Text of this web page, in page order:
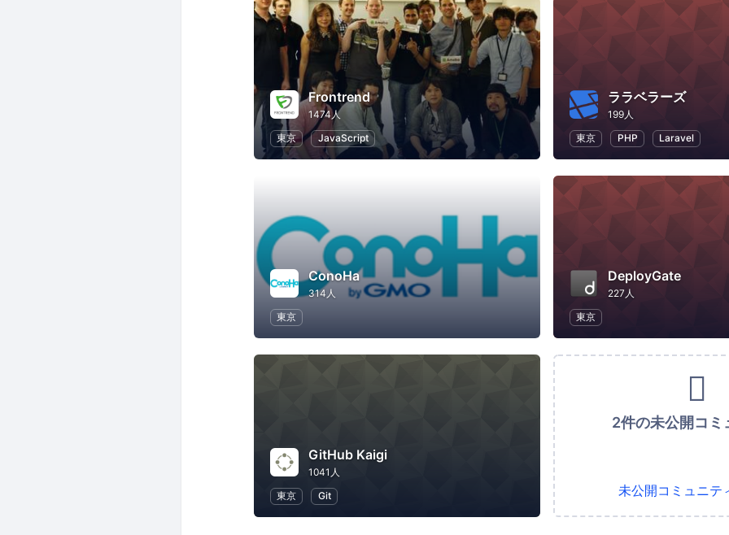
Frontrend
1474人
東京
JavaScript
ララベラーズ
199人
東京
PHP Laravel
ConoHa
314人
東京
DeployGate
227人
東京
GitHub Kaigi
1041人
東京
Git
2件の未公開コミ
未公開コミュニテ